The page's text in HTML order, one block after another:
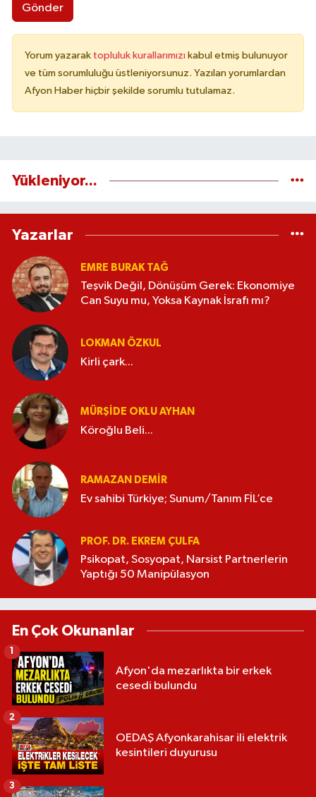
Gönder
Yorum yazarak topluluk kurallarımızı kabul etmiş bulunuyor
ve tüm sorumluluğu üstleniyorsunuz. Yazılan yorumlardan
Afyon Haber hiçbir şekilde sorumlu tutulamaz.
Yükleniyor...
Yazarlar
EMRE BURAK TAĞ
Teşvik Değil, Dönüşüm Gerek: Ekonomiye
Can Suyu mu, Yoksa Kaynak İsrafı mı?
LOKMAN ÖZKUL
Kirli çark...
MÜRŞIDE OKLU AYHAN
Köroğlu Beli...
RAMAZAN DEMİR
Ev sahibi Türkiye; Sunum/Tanım FİL’ce
PROF. DR. EKREM ÇULFA
Psikopat, Sosyopat, Narsist Partnerlerin
Yaptığı 50 Manipülasyon
En Çok Okunanlar
Afyon'da mezarlıkta bir erkek
cesedi bulundu
1
OEDAŞ Afyonkarahisar ili elektrik
kesintileri duyurusu
2
3